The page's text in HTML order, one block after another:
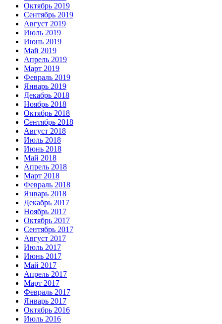
Октябрь 2019
Сентябрь 2019
Август 2019
Июль 2019
Июнь 2019
Май 2019
Апрель 2019
Март 2019
Февраль 2019
Январь 2019
Декабрь 2018
Ноябрь 2018
Октябрь 2018
Сентябрь 2018
Август 2018
Июль 2018
Июнь 2018
Май 2018
Апрель 2018
Март 2018
Февраль 2018
Январь 2018
Декабрь 2017
Ноябрь 2017
Октябрь 2017
Сентябрь 2017
Август 2017
Июль 2017
Июнь 2017
Май 2017
Апрель 2017
Март 2017
Февраль 2017
Январь 2017
Октябрь 2016
Июль 2016